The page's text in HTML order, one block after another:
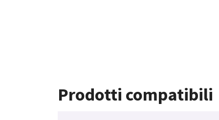
Prodotti compatibili